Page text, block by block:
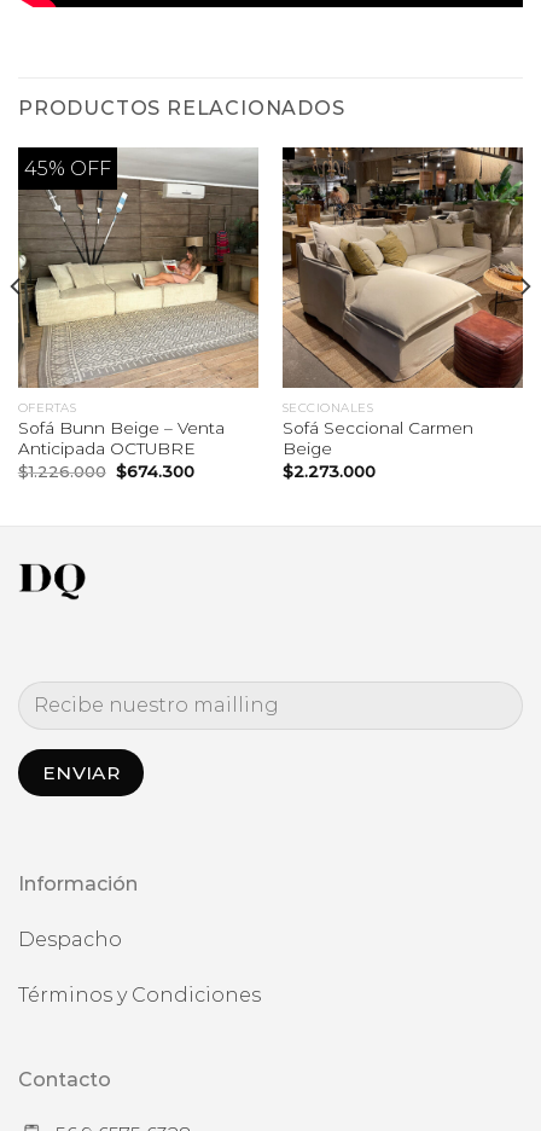
PRODUCTOS RELACIONADOS
45% OFF
OFERTAS
Sofá Bunn Beige – Venta
Anticipada OCTUBRE
$1.226.000 El
precio
$674.300El
SECCIONALES
Sofá Seccional Carmen
Beige
$2.273.000
Información
Despacho
Términos y Condiciones
Contacto